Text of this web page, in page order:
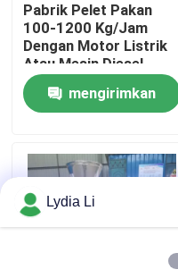
Kontrol kualitas
Hubungi kami
Quote request suatu
Mesin Pabrik Pelet
Pabrik Pelet Pakan
100-1200 Kg/Jam
Dengan Motor Listrik
Atau Mesin Diesel
mengirimkan
Lydia Li